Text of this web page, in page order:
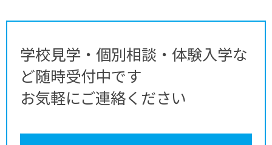
学校見学・個別相談・体験入学な
ど随時受付中です
お気軽にご連絡ください